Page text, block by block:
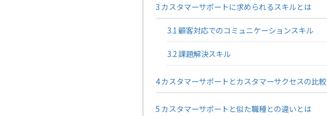
3 カスタマーサポートに求められるスキルとは
3.1 顧客対応でのコミュニケーションスキル
3.2課題解決スキル
4カスタマーサポートとカスタマーサクセスの比較
5 カスタマーサポートと似た職種との違いとは